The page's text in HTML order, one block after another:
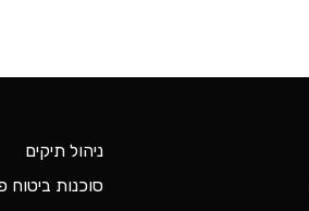
ניהול תיקים
סוכנות ביטוח